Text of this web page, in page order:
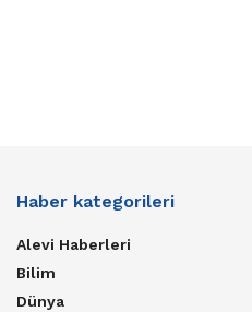
Haber kategorileri
Alevi Haberleri
Bilim
Dünya